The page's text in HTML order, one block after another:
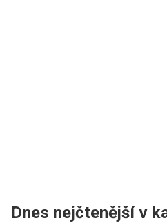
Dnes nejčtenější v